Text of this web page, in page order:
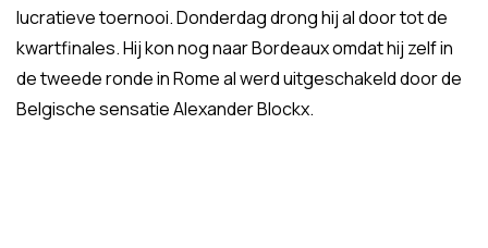
lucratieve toernooi. Donderdag drong hij al door tot de
kwartfinales. Hij kon nog naar Bordeaux omdat hij zelf in
de tweede ronde in Rome al werd uitgeschakeld door de
Belgische sensatie Alexander Blockx.